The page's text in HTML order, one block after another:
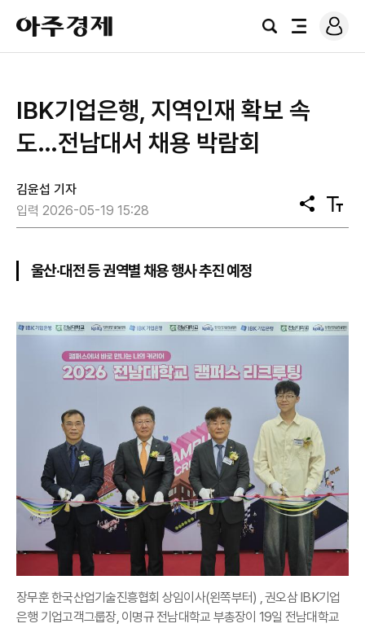
아
주
경
검
전
로
그
IBK기업은행, 지역인재 확보 속
도…전남대서 채용 박람회
김윤섭 기자
입력 2026-05-19 15:28
공
유
텍
스
울산·대전 등 권역별 채용 행사 추진 예정
장무훈 한국산업기술진흥협회 상임이사(왼쪽부터) , 권오삼 IBK기업
은행 기업고객그룹장, 이명규 전남대학교 부총장이 19일 전남대학교